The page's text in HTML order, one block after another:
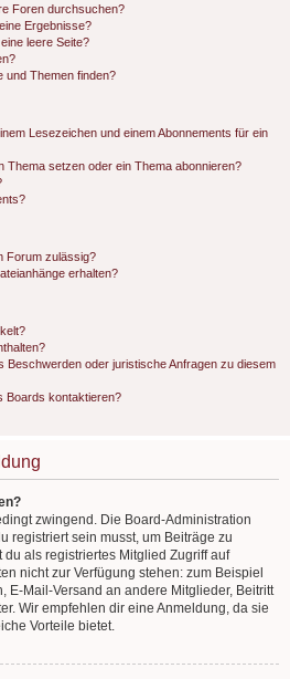
Foren durchsuchen?
Ergebnisse?
leere Seite?
und Themen finden?
Lesezeichen und einem Abonnements für ein
Thema setzen oder ein Thema abonnieren?
Forum zulässig?
erhalten?
Beschwerden oder juristische Anfragen zu diesem
Boards kontaktieren?
zwingend. Die Board-Administration
registriert sein musst, um Beiträge zu
als registriertes Mitglied Zugriff auf
nicht zur Verfügung stehen: zum Beispiel
E-Mail-Versand an andere Mitglieder, Beitritt
Wir empfehlen dir eine Anmeldung, da sie
Vorteile bietet.